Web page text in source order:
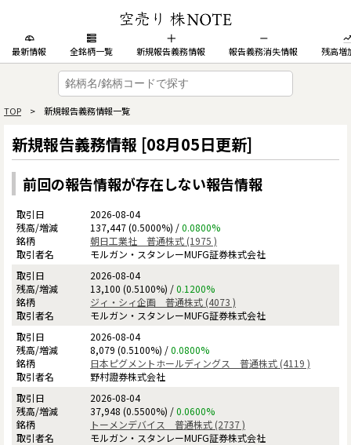
最新情報 全銘柄一覧 新規報告義務情報 報告義務消失情報 残高増
TOP > 新規報告義務情報一覧
新規報告義務情報 [08月05日更新]
前回の報告情報が存在しない報告情報
2026-08-04
137,447 (0.5000%) /0.0800%
朝日工業社 普通株式 (1975 )
モルガン・スタンレーMUFG証券株式会社
2026-08-04
13,100 (0.5100%) /0.1200%
ジィ・シィ企画 普通株式 (4073 )
モルガン・スタンレーMUFG証券株式会社
2026-08-04
8,079 (0.5100%) /0.0800%
日本ピグメントホールディングス 普通株式 (4119 )
野村證券株式会社
2026-08-04
37,948 (0.5500%) /0.0600%
トーメンデバイス 普通株式 (2737 )
モルガン・スタンレーMUFG証券株式会社